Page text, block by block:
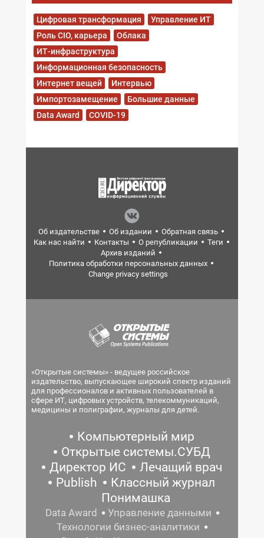
Цифровая трансформация
Управление ИТ
Роль CIO, карьера
Облака
ИТ-инфраструктура
Информационная безопасность
Интернет вещей
Интервью
Импортозамещение
Большие данные
Data Award
COVID-19
Об издательстве Об издании
Обратная связь
Как нас найти
Контакты О републикации
Теги
Архив изданий
Политика обработки персональных данных
Change privacy settings
«Открытые системы» - ведущее российское
издательство, выпускающее широкий спектр изданий
для профессионалов и активных пользователей в
сфере ИТ, цифровых устройств, телекоммуникаций,
медицины и полиграфии, журналы для детей.
Компьютерный мир
Открытые системы.СУБД
Директор ИС
Лечащий врач
Publish
Классный журнал
Понимашка
Data Award
Управление данными
Технологии бизнес-аналитики